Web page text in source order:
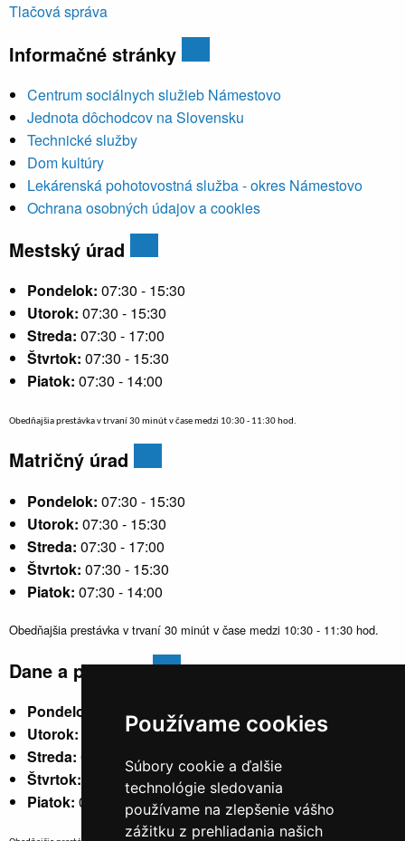
Používame cookies
Súbory cookie a ďalšie
technológie sledovania
používame na zlepšenie vášho
zážitku z prehliadania našich
Tlačová správa
Informačné stránky
Centrum sociálnych služieb Námestovo
Jednota dôchodcov na Slovensku
Technické služby
Dom kultúry
Lekárenská pohotovostná služba - okres Námestovo
Ochrana osobných údajov a cookies
Mestský úrad
Pondelok: 07:30 - 15:30
Utorok: 07:30 - 15:30
Streda: 07:30 - 17:00
Štvrtok: 07:30 - 15:30
Piatok: 07:30 - 14:00
Obedňajšia prestávka v trvaní 30 minút v čase medzi 10:30 - 11:30 hod.
Matričný úrad
Pondelok: 07:30 - 15:30
Utorok: 07:30 - 15:30
Streda: 07:30 - 17:00
Štvrtok: 07:30 - 15:30
Piatok: 07:30 - 14:00
Obedňajšia prestávka v trvaní 30 minút v čase medzi 10:30 - 11:30 hod.
Dane a poplatky
Pondelok:
07:30 - 15:30
Utorok:
nestránkový
Streda: 07:30 - 17:00
Štvrtok:
nestránkový
Piatok: 07:30 - 14:00